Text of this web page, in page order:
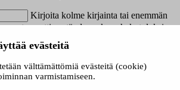
evästeitä
välttämättömiä evästeitä (cookie)
varmistamiseen.
Kirjoita kolme kirjainta tai enemmän
automaattisen täydennyksen hakutuloksia
käyttäjille, tutki koskettamalla tai
olevat